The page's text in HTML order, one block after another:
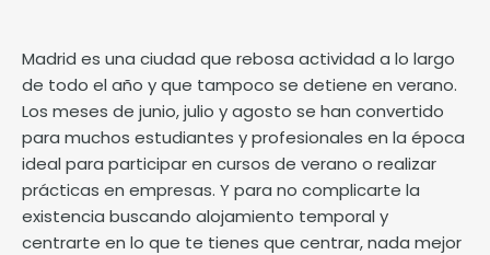
Madrid es una ciudad que rebosa actividad a lo largo
de todo el año y que tampoco se detiene en verano.
Los meses de junio, julio y agosto se han convertido
para muchos estudiantes y profesionales en la época
ideal para participar en cursos de verano o realizar
prácticas en empresas. Y para no complicarte la
existencia buscando alojamiento temporal y
centrarte en lo que te tienes que centrar, nada mejor